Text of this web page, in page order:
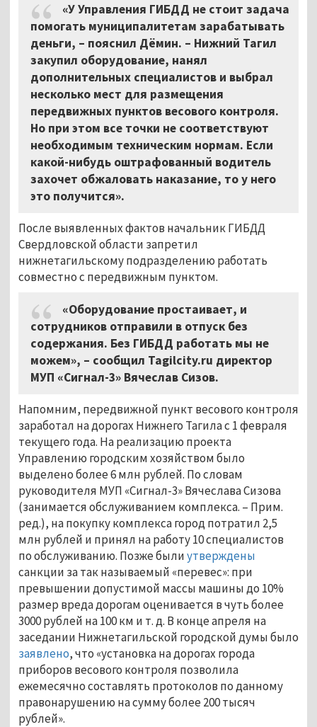
«У Управления ГИБДД не стоит задача
помогать муниципалитетам зарабатывать
деньги, – пояснил Дёмин. – Нижний Тагил
закупил оборудование, нанял
дополнительных специалистов и выбрал
несколько мест для размещения
передвижных пунктов весового контроля.
Но при этом все точки не соответствуют
необходимым техническим нормам. Если
какой-нибудь оштрафованный водитель
захочет обжаловать наказание, то у него
это получится».
После выявленных фактов начальник ГИБДД
Свердловской области запретил
нижнетагильскому подразделению работать
совместно с передвижным пунктом.
«Оборудование простаивает, и
сотрудников отправили в отпуск без
содержания. Без ГИБДД работать мы не
можем», – сообщил Tagilсity.ru директор
МУП «Сигнал-3» Вячеслав Сизов.
Напомним, передвижной пункт весового контроля
заработал на дорогах Нижнего Тагила с 1 февраля
текущего года. На реализацию проекта
Управлению городским хозяйством было
выделено более 6 млн рублей. По словам
руководителя МУП «Сигнал-3» Вячеслава Сизова
(занимается обслуживанием комплекса. – Прим.
ред.), на покупку комплекса город потратил 2,5
млн рублей и принял на работу 10 специалистов
по обслуживанию. Позже былиутверждены
санкции за так называемый «перевес»: при
превышении допустимой массы машины до 10%
размер вреда дорогам оценивается в чуть более
3000 рублей на 100 км и т. д. В конце апреля на
заседании Нижнетагильской городской думы было
заявлено, что «установка на дорогах города
приборов весового контроля позволила
ежемесячно составлять протоколов по данному
правонарушению на сумму более 200 тысяч
рублей».